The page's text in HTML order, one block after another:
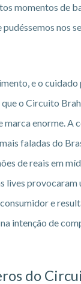
momentos de
pudéssemos nos
e o
o Circuito
marca enorme. A
faladas do
de reais em
lives provocaram
e
intenção de
do